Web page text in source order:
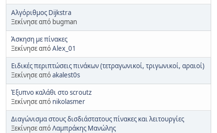
Αλγόριθμος Dijkstra
Ξεκίνησε από bugman
Άσκηση με πίνακες
Ξεκίνησε απόAlex_01
Ειδικές περιπτώσεις πινάκων (τετραγωνικοί, τριγωνικοί, αραιοί)
Ξεκίνησε απόakalest0s
Έξυπνο καλάθι στο scroutz
Ξεκίνησε από nikolasmer
Διαγώνισμα στους δισδιάστατους πίνακες και λειτουργίες
Ξεκίνησε απόΛαμπράκης Μανώλης